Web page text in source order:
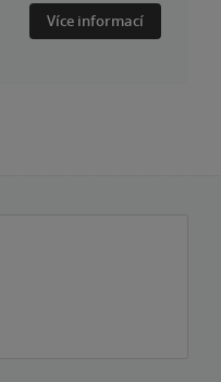
Více informací